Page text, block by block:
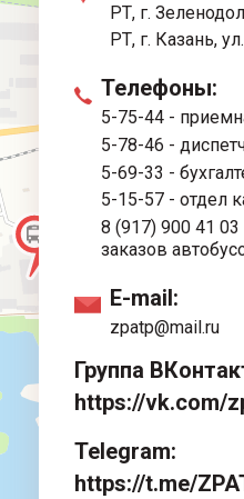
РТ, г.
РТ, г. ​Казань,
Телефоны:
5-75-44 -
5-78-46 -
5-69-33 -
5-15-57 - отдел
8 (917) 900 41 03
заказов
E-mail:
zpatp@mail.ru
Группа
https://vk.com/
Telegram:
https://t.me/